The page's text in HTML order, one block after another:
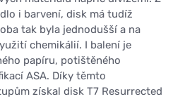
i barvení, disk má tudíž
tak byla jednodušší a na
chemikálií. I balení je
papíru, potištěného
ASA. Díky těmto
získal disk T7 Resurrected